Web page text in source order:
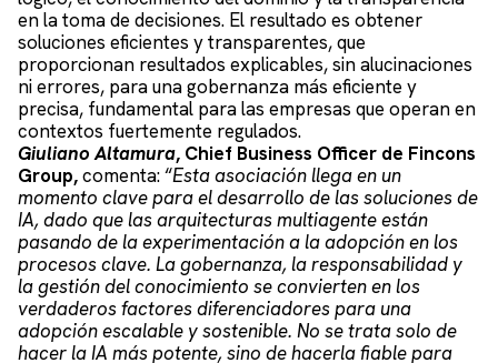
en la toma de decisiones. El resultado es obtener
soluciones eficientes y transparentes, que
proporcionan resultados explicables, sin alucinaciones
ni errores, para una gobernanza más eficiente y
precisa, fundamental para las empresas que operan en
contextos fuertemente regulados.
Giuliano Altamura, Chief Business Officer de Fincons
Group,comenta: “Esta asociación llega en un
momento clave para el desarrollo de las soluciones de
IA, dado que las arquitecturas multiagente están
pasando de la experimentación a la adopción en los
procesos clave. La gobernanza, la responsabilidad y
la gestión del conocimiento se convierten en los
verdaderos factores diferenciadores para una
adopción escalable y sostenible. No se trata solo de
hacer la IA más potente, sino de hacerla fiable para